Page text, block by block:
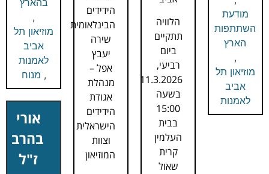
מודעת
השתתפות
הארץ
,
מוזיאון תל
אביב
לאמנות
הלוויה
תתקיים
ביום
רביעי,
11.3.2026
בשעה
15:00
בבית
העלמין
קרית
שאול
הידידים
הבינלאומית
שירה
יעבץ
אפל –
מנהלת
אגודת
הידידים
הישראלית
וצוות
המוזיאון
,
מוזיאון תל
אביב
לאמנות
, מנוח
אורי
בהרב
ז"ל